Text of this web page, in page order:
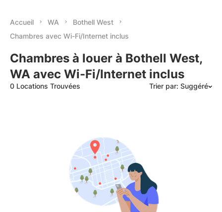
Accueil WA
Bothell West
Chambres avec Wi-Fi/Internet inclus
Chambres à louer à Bothell West,
WA avec Wi-Fi/Internet inclus
0 Locations Trouvées Trier par: Suggéré
Date: les plus anciens d’abord